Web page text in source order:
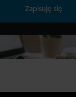
Zapisuję się